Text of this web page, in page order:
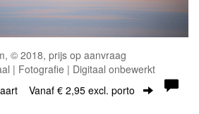
© 2018, prijs op aanvraag
| Fotografie | Digitaal onbewerkt
Vanaf € 2,95 excl. porto